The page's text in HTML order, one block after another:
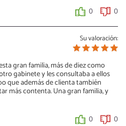
0 0
Su valoración:
gran familia, más de diez como
gabinete y les consultaba a ellos
que además de clienta también
más contenta. Una gran familia, y
0 0